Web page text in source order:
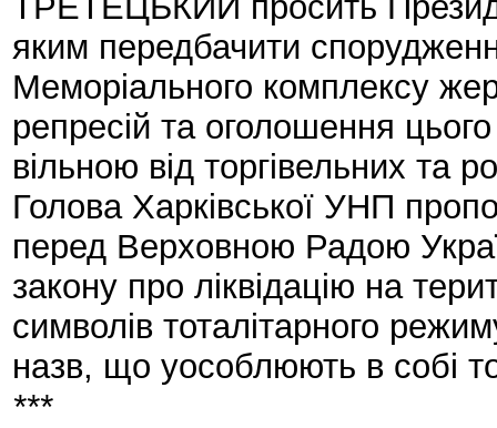
яким передбачити
Меморіального комплексу
репресій та оголошення
вільною від торгівельних та
Голова Харківської УНП
перед Верховною Радою
закону про ліквідацію на
символів тоталітарного
назв, що уособлюють в собі
***